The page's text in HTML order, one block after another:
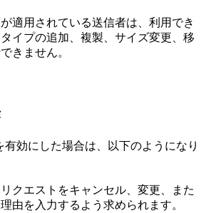
適用されている送信者は、利用でき
イプの追加、複製、サイズ変更、移
きません。
有効にした場合は、以下のようになり
クエストをキャンセル、変更、また
由を入力するよう求められます。